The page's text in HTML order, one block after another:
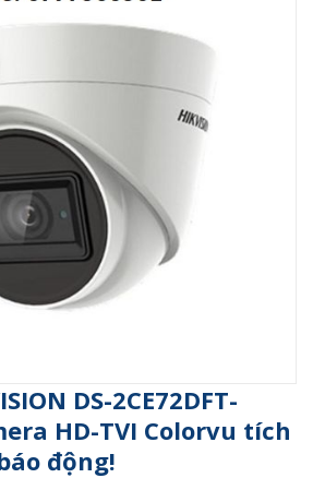
DS-2CE72DFT-
HD-TVI Colorvu tích
động!